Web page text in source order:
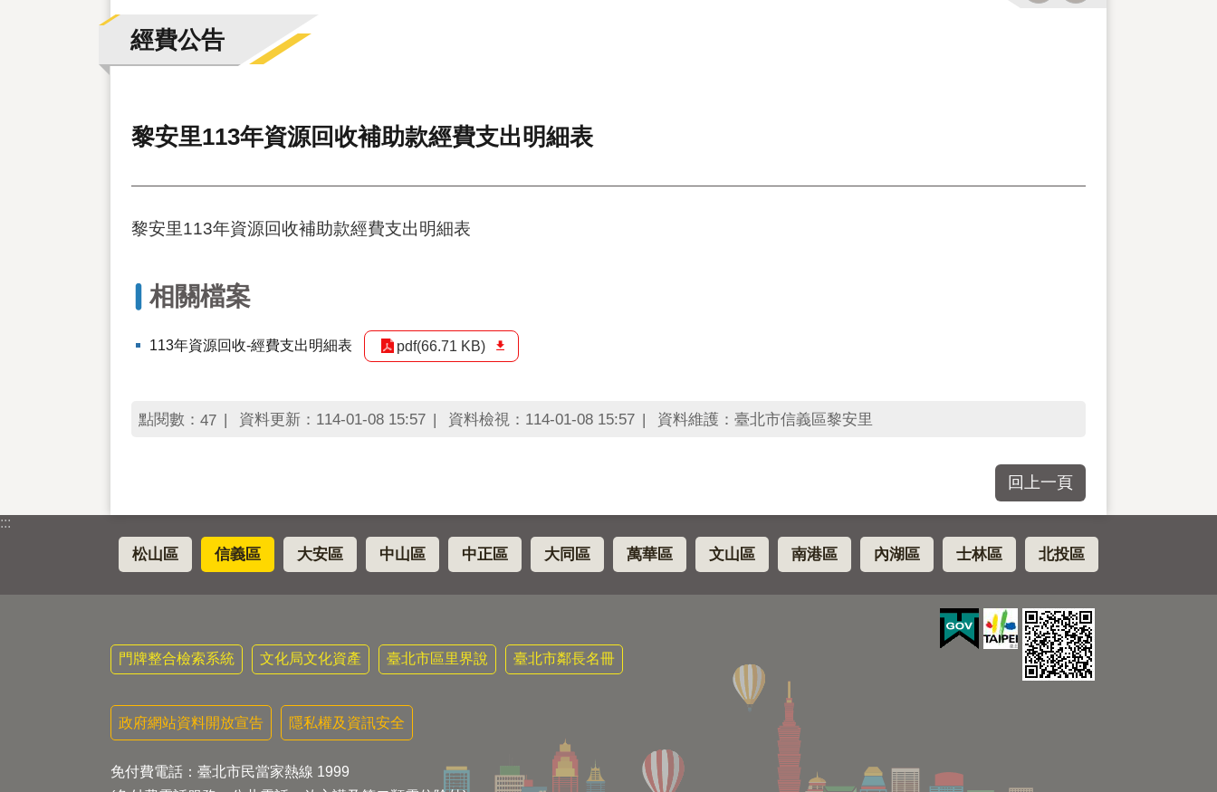
經費公告
黎安里113年資源回收補助款經費支出明細表
黎安里113年資源回收補助款經費支出明細表
相關檔案
113年資源回收-經費支出明細表 pdf(66.71 KB)
點閱數： 47 資料更新：114-01-08 15:57 資料檢視：114-01-08 15:57 資料維護：臺北市信義區黎安里
回上一頁
:::
松山區 信義區 大安區 中山區 中正區 大同區 萬華區 文山區 南港區 內湖區 士林區 北投區
門牌整合檢索系統 文化局文化資產 臺北市區里界說 臺北市鄰長名冊
政府網站資料開放宣告 隱私權及資訊安全
免付費電話：臺北市民當家熱線 1999